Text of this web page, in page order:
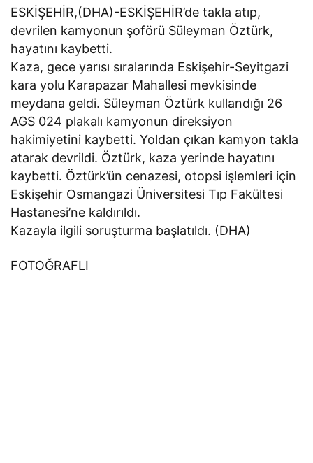
ESKİŞEHİR,(DHA)-ESKİŞEHİR’de takla atıp,
devrilen kamyonun şoförü Süleyman Öztürk,
hayatını kaybetti.
Kaza, gece yarısı sıralarında Eskişehir-Seyitgazi
kara yolu Karapazar Mahallesi mevkisinde
meydana geldi. Süleyman Öztürk kullandığı 26
AGS 024 plakalı kamyonun direksiyon
hakimiyetini kaybetti. Yoldan çıkan kamyon takla
atarak devrildi. Öztürk, kaza yerinde hayatını
kaybetti. Öztürk’ün cenazesi, otopsi işlemleri için
Eskişehir Osmangazi Üniversitesi Tıp Fakültesi
Hastanesi’ne kaldırıldı.
Kazayla ilgili soruşturma başlatıldı. (DHA)
FOTOĞRAFLI